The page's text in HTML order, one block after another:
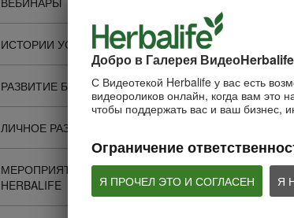
Добро в Галерея ВидеоHerbalife
С Видеотекой Herbalife у вас есть
видеороликов онлайн, когда вам это
чтобы поддержать вас и ваш бизнес,
Ограничение
Я ПРОЧЕЛ ЭТО И СОГЛАСЕН Я
ИСТОРИИ УСПЕХА
РАЗВИТИЕ БИЗНЕСА
ЛИЧНОЕ РАЗВИТИЕ
МЕРОПРИЯТИЯ
HERBALIFE
Ночной крем Herbalife SKIN
Антивозрастная
ВЕБИНАРЫ